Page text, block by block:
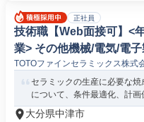
正社員
技術職【Web面接可】<
業> その他機械/電気/電
TOTOファインセラミックス株式
セラミックの生産に必要な
について、条件最適化、計画
大分県中津市